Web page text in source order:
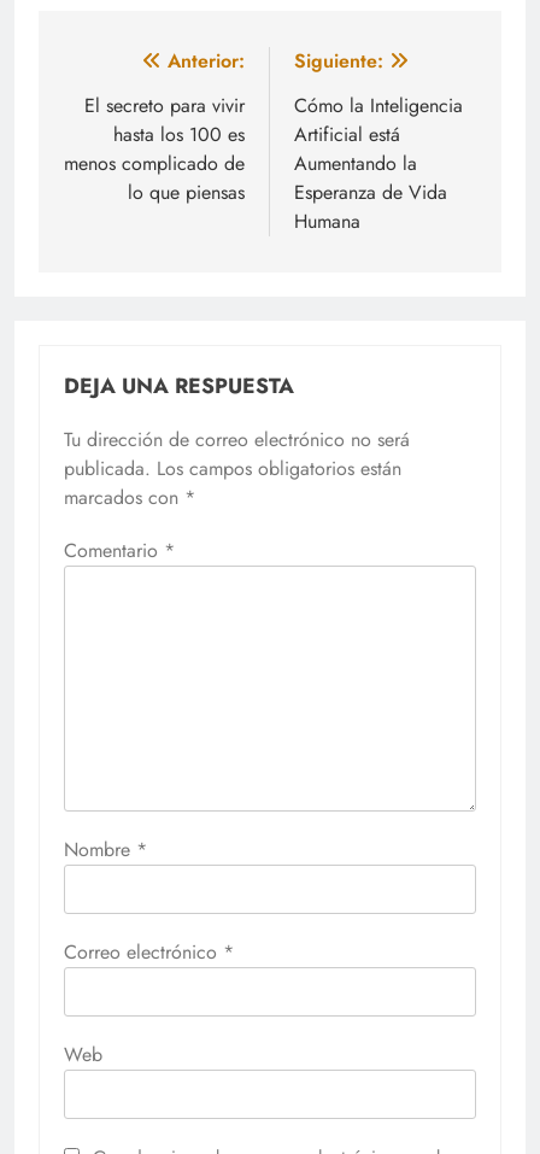
Navegación
de
entradas
Anterior:
El secreto para vivir
hasta los 100 es
menos complicado de
lo que piensas
Siguiente:
Cómo la Inteligencia
Artificial está
Aumentando la
Esperanza de Vida
Humana
DEJA UNA RESPUESTA
Tu dirección de correo electrónico no será
publicada. Los campos obligatorios están
marcados con *
Comentario *
Nombre *
Correo electrónico *
Web